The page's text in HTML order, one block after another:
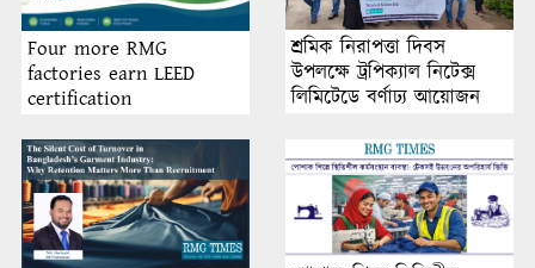
Four more RMG
factories earn LEED
certification
শ্রমিক নিরাপত্তা দিবস
উপলক্ষে ট্রপিক্যাল নিটেক্স
লিমিটেডে বর্ণাঢ্য আয়োজন